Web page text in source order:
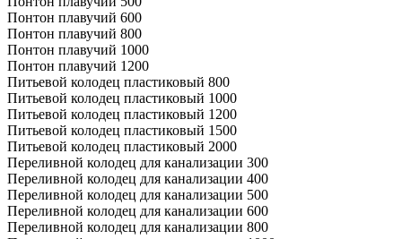
Понтон плавучий 600
Понтон плавучий 800
Понтон плавучий 1000
Понтон плавучий 1200
Питьевой колодец пластиковый 800
Питьевой колодец пластиковый 1000
Питьевой колодец пластиковый 1200
Питьевой колодец пластиковый 1500
Питьевой колодец пластиковый 2000
Переливной колодец для канализации 300
Переливной колодец для канализации 400
Переливной колодец для канализации 500
Переливной колодец для канализации 600
Переливной колодец для канализации 800